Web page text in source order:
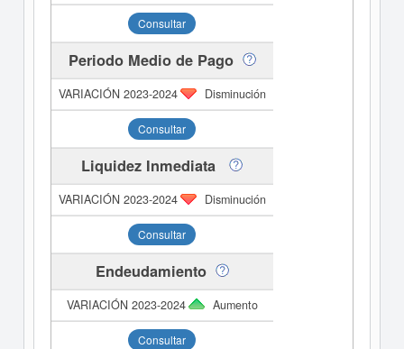
Consultar
Periodo Medio de Pago
Disminución
Consultar
Liquidez Inmediata
Disminución
Consultar
Endeudamiento
Aumento
Consultar